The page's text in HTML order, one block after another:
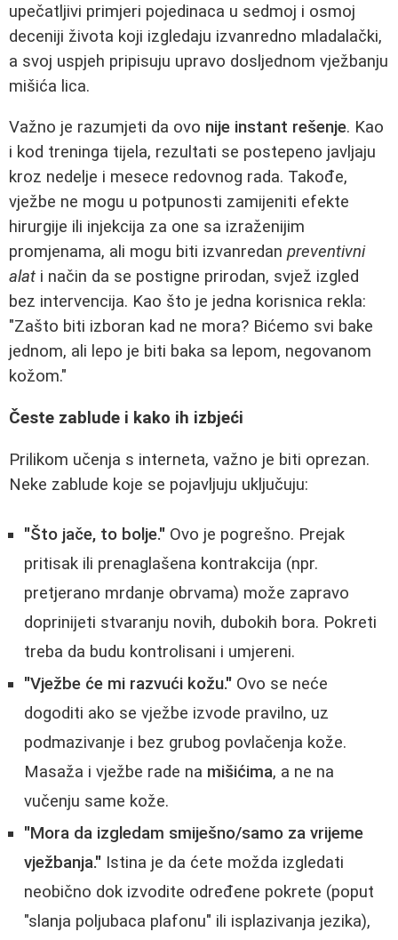
upečatljivi primjeri pojedinaca u sedmoj i osmoj
deceniji života koji izgledaju izvanredno mladalački,
a svoj uspjeh pripisuju upravo dosljednom vježbanju
mišića lica.
Važno je razumjeti da ovo nije instant rešenje. Kao
i kod treninga tijela, rezultati se postepeno javljaju
kroz nedelje i mesece redovnog rada. Takođe,
vježbe ne mogu u potpunosti zamijeniti efekte
hirurgije ili injekcija za one sa izraženijim
promjenama, ali mogu biti izvanredan preventivni
alat i način da se postigne prirodan, svjež izgled
bez intervencija. Kao što je jedna korisnica rekla:
"Zašto biti izboran kad ne mora? Bićemo svi bake
jednom, ali lepo je biti baka sa lepom, negovanom
kožom."
Česte zablude i kako ih izbjeći
Prilikom učenja s interneta, važno je biti oprezan.
Neke zablude koje se pojavljuju uključuju:
"Što jače, to bolje." Ovo je pogrešno. Prejak
pritisak ili prenaglašena kontrakcija (npr.
pretjerano mrdanje obrvama) može zapravo
doprinijeti stvaranju novih, dubokih bora. Pokreti
treba da budu kontrolisani i umjereni.
"Vježbe će mi razvući kožu." Ovo se neće
dogoditi ako se vježbe izvode pravilno, uz
podmazivanje i bez grubog povlačenja kože.
Masaža i vježbe rade na mišićima, a ne na
vučenju same kože.
"Mora da izgledam smiješno/samo za vrijeme
vježbanja." Istina je da ćete možda izgledati
neobično dok izvodite određene pokrete (poput
"slanja poljubaca plafonu" ili isplazivanja jezika),